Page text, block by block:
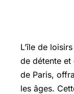
L’île de
de détente
de Paris,
les âges.